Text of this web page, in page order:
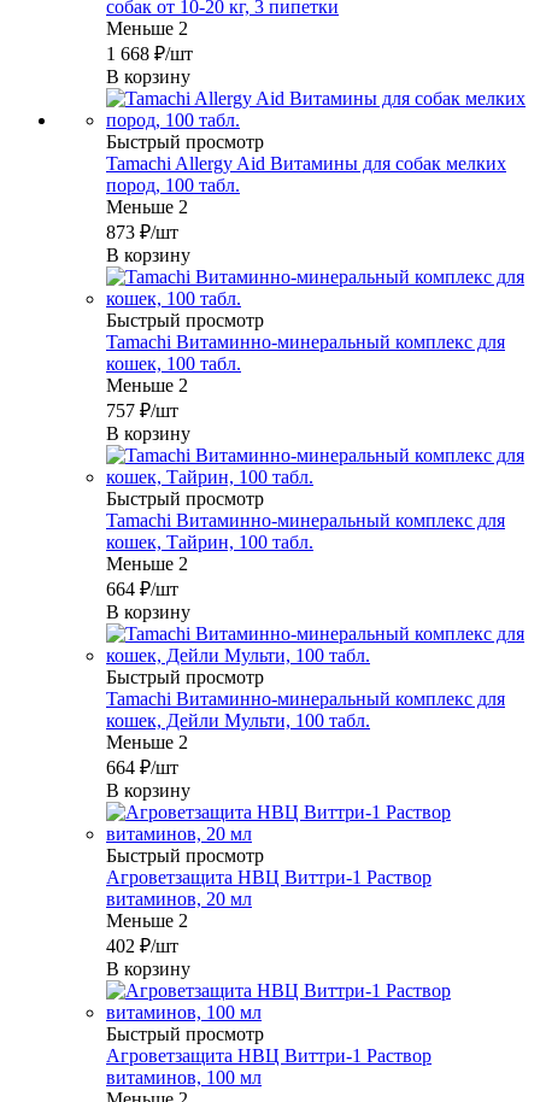
собак от 10-20 кг, 3 пипетки
Меньше 2
1 668 ₽/шт
В корзину
Быстрый просмотр
Tamachi Allergy Aid Витамины для собак мелких
пород, 100 табл.
Меньше 2
873 ₽/шт
В корзину
Быстрый просмотр
Tamachi Витаминно-минеральный комплекс для
кошек, 100 табл.
Меньше 2
757 ₽/шт
В корзину
Быстрый просмотр
Tamachi Витаминно-минеральный комплекс для
кошек, Тайрин, 100 табл.
Меньше 2
664 ₽/шт
В корзину
Быстрый просмотр
Tamachi Витаминно-минеральный комплекс для
кошек, Дейли Мульти, 100 табл.
Меньше 2
664 ₽/шт
В корзину
Быстрый просмотр
Агроветзащита НВЦ Виттри-1 Раствор
витаминов, 20 мл
Меньше 2
402 ₽/шт
В корзину
Быстрый просмотр
Агроветзащита НВЦ Виттри-1 Раствор
витаминов, 100 мл